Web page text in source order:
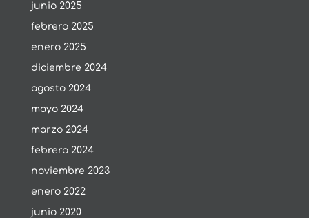
junio 2025
febrero 2025
enero 2025
diciembre 2024
agosto 2024
mayo 2024
marzo 2024
febrero 2024
noviembre 2023
enero 2022
junio 2020